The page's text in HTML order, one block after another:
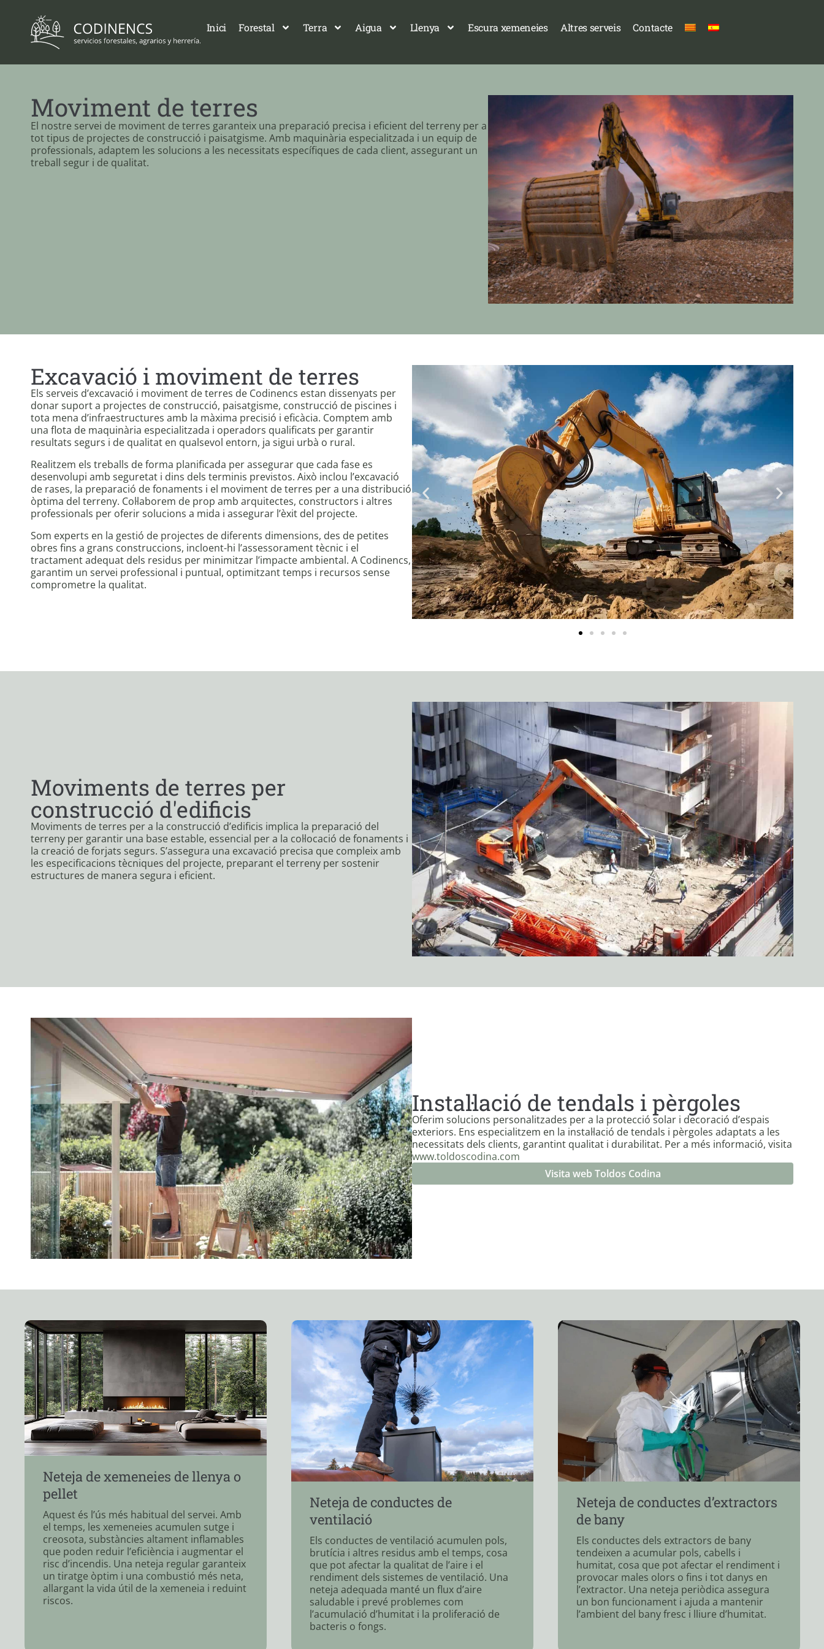
Inici Forestal Terra Aigua Llenya Escura xemeneies Altres serveis Contacte
Moviment de terres
El nostre servei de moviment de terres garanteix una preparació precisa i eficient del terreny per a
tot tipus de projectes de construcció i paisatgisme. Amb maquinària especialitzada i un equip de
professionals, adaptem les solucions a les necessitats específiques de cada client, assegurant un
treball segur i de qualitat.
Excavació i moviment de terres
Els serveis d’excavació i moviment de terres de Codinencs estan dissenyats per
donar suport a projectes de construcció, paisatgisme, construcció de piscines i
tota mena d’infraestructures amb la màxima precisió i eficàcia. Comptem amb
una flota de maquinària especialitzada i operadors qualificats per garantir
resultats segurs i de qualitat en qualsevol entorn, ja sigui urbà o rural.
Realitzem els treballs de forma planificada per assegurar que cada fase es
desenvolupi amb seguretat i dins dels terminis previstos. Això inclou l’excavació
de rases, la preparació de fonaments i el moviment de terres per a una distribució
òptima del terreny. Col·laborem de prop amb arquitectes, constructors i altres
professionals per oferir solucions a mida i assegurar l’èxit del projecte.
Som experts en la gestió de projectes de diferents dimensions, des de petites
obres fins a grans construccions, incloent-hi l’assessorament tècnic i el
tractament adequat dels residus per minimitzar l’impacte ambiental. A Codinencs,
garantim un servei professional i puntual, optimitzant temps i recursos sense
comprometre la qualitat.
Moviments de terres per
construcció d'edificis
Moviments de terres per a la construcció d’edificis implica la preparació del
terreny per garantir una base estable, essencial per a la col·locació de fonaments i
la creació de forjats segurs. S’assegura una excavació precisa que compleix amb
les especificacions tècniques del projecte, preparant el terreny per sostenir
estructures de manera segura i eficient.
Instal·lació de tendals i pèrgoles
Oferim solucions personalitzades per a la protecció solar i decoració d’espais
exteriors. Ens especialitzem en la instal·lació de tendals i pèrgoles adaptats a les
necessitats dels clients, garantint qualitat i durabilitat. Per a més informació, visita
www.toldoscodina.com
Visita web Toldos Codina
Neteja de conductes de
ventilació
Els conductes de ventilació acumulen pols,
brutícia i altres residus amb el temps, cosa
que pot afectar la qualitat de l’aire i el
rendiment dels sistemes de ventilació. Una
neteja adequada manté un flux d’aire
saludable i prevé problemes com
Neteja de conductes d’extractors
de bany
Els conductes dels extractors de bany
tendeixen a acumular pols, cabells i
humitat, cosa que pot afectar el rendiment i
provocar males olors o fins i tot danys en
l’extractor. Una neteja periòdica assegura
un bon funcionament i ajuda a mantenir
l’ambient del bany fresc i lliure d’humitat.
Neteja de tubs de calderes de gas
Les calderes de gas generen residus en els
tubs d'extracció de fums que poden
acumular-se amb el temps. Aquests residus
no només afecten el rendiment del sistema,
sinó que també poden ser perillosos si no
s’eliminen correctament. La neteja
d’aquests tubs assegura un funcionament
més segur i eficient de la caldera, a més de
reduir el consum d’energia